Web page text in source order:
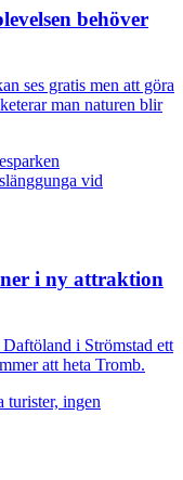
behöver
ses gratis men att göra
man naturen blir
i ny attraktion
i Strömstad ett
att heta Tromb.